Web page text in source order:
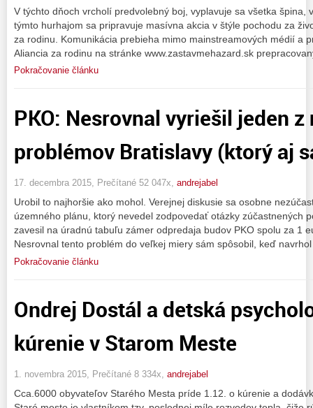
V týchto dňoch vrcholí predvolebný boj, vyplavuje sa všetka špina,
týmto hurhajom sa pripravuje masívna akcia v štýle pochodu za
za rodinu. Komunikácia prebieha mimo mainstreamových médií a
Aliancia za rodinu na stránke www.zastavmehazard.sk
Pokračovanie článku
PKO: Nesrovnal vyriešil jeden
problémov Bratislavy (ktorý aj
17. decembra 2015, Prečítané 52 047x, andrejabel
Urobil to najhoršie ako mohol. Verejnej diskusie sa osobne
územného plánu, ktorý nevedel zodpovedať otázky zúčastnených
zavesil na úradnú tabuľu zámer odpredaja budov PKO spolu za 1
Nesrovnal tento problém do veľkej miery sám spôsobil, keď
Pokračovanie článku
Ondrej Dostál a detská
kúrenie v Starom Meste
1. novembra 2015, Prečítané 8 334x, andrejabel
Cca.6000 obyvateľov Starého Mesta príde 1.12. o kúrenie a